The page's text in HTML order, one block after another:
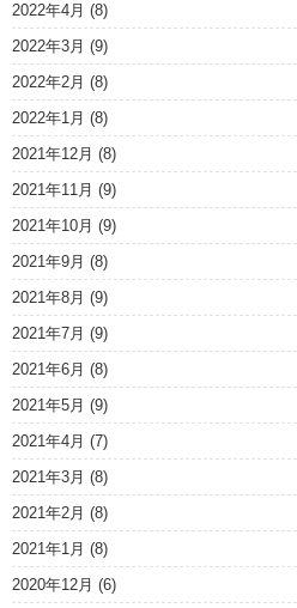
2022年4月 (8)
2022年3月 (9)
2022年2月 (8)
2022年1月 (8)
2021年12月 (8)
2021年11月 (9)
2021年10月 (9)
2021年9月 (8)
2021年8月 (9)
2021年7月 (9)
2021年6月 (8)
2021年5月 (9)
2021年4月 (7)
2021年3月 (8)
2021年2月 (8)
2021年1月 (8)
2020年12月 (6)